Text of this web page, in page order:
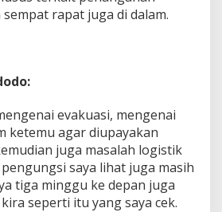
sempat rapat juga di dalam.
evakuasi, mengenai
ketemu agar diupayakan
juga masalah logistik
saya lihat juga masih
tiga minggu ke depan juga
seperti itu yang saya cek.